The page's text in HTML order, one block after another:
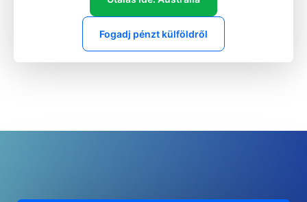
Fogadj pénzt külföldről